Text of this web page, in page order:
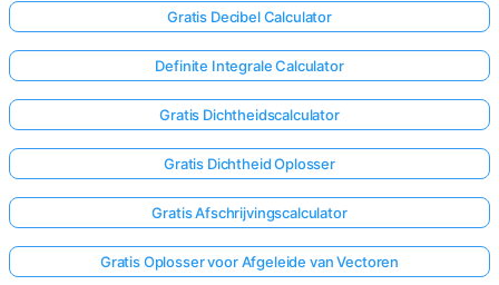
Gratis Decibel Calculator
Definite Integrale Calculator
Gratis Dichtheidscalculator
Gratis Dichtheid Oplosser
Gratis Afschrijvingscalculator
Gratis Oplosser voor Afgeleide van Vectoren